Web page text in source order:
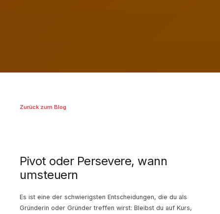
Zurück zum Blog
Pivot oder Persevere, wann
umsteuern
Es ist eine der schwierigsten Entscheidungen, die du als
Gründerin oder Gründer treffen wirst: Bleibst du auf Kurs,